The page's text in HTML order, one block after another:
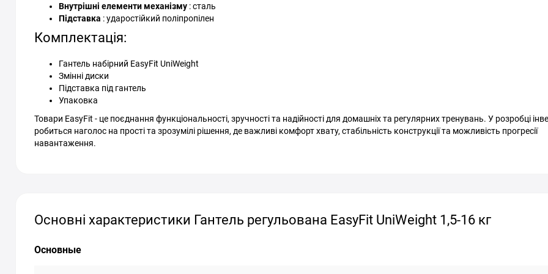
Внутрішні елементи механізму : сталь
Підставка : ударостійкий поліпропілен
Комплектація:
Гантель набірний EasyFit UniWeight
Змінні диски
Підставка під гантель
Упаковка
Товари EasyFit - це поєднання функціональності, зручності та надійності для домашніх та регулярних тренувань. У розробці
робиться наголос на прості та зрозумілі рішення, де важливі комфорт хвату, стабільність конструкції та можливість прогресії
навантаження.
Основні характеристики Гантель регульована EasyFit UniWeight 1,5-16 кг
Основные